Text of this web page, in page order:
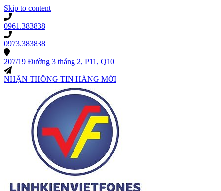
Skip to content
0961.383838
0973.383838
207/19 Đường 3 tháng 2, P11, Q10
NHẬN THÔNG TIN HÀNG MỚI